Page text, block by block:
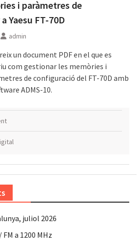
i paràmetres de
Yaesu FT-70D
admin
un document PDF en el que es
com gestionar les memòries i
de configuració del FT-70D amb
ADMS-10.
juliol 2026
a 1200 MHz